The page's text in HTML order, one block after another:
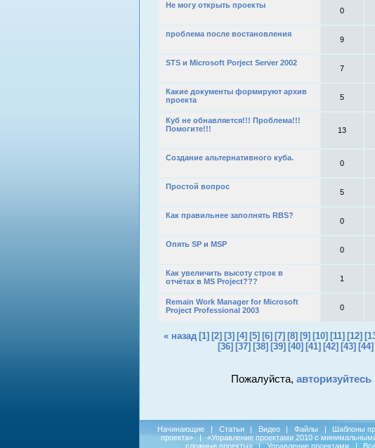
Не могу открыть проекты
0
проблема после востановления
9
STS и Microsoft Porject Server 2002
7
Какие документы формируют архив
проекта
5
Куб не обнавляется!!! Проблема!!!
Помогите!!!
13
Создание альтернативного куба.
0
Простой вопрос
5
Как правильнее заполнять RBS?
0
Опять SP и MSP
0
Как увеличить высоту строк в
отчётах в MS Project???
1
Remain Work Manager for Microsoft
Project Professional 2003
0
« назад [1] [2] [3] [4] [5] [6] [7] [8] [9] [10] [11] [12]
[36] [37] [38] [39] [40] [41] [42] [43] [44]
Пожалуйста, авторизуйтесь
Начинающие | Статьи | Видео | Файлы | Шаблоны
проекта»
| «Управление проектами 2010 с
сложные проекты»
| Управление проектами |